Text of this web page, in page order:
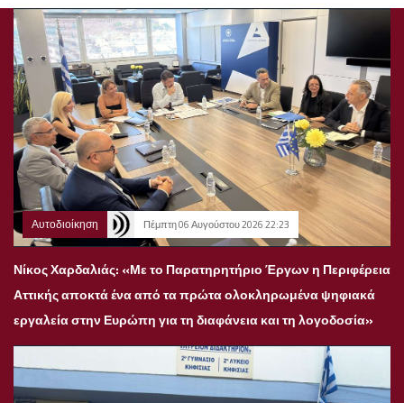
Αυτοδιοίκηση Πέμπτη 06 Αυγούστου 2026 22:23
Νίκος Χαρδαλιάς: «Με το Παρατηρητήριο Έργων η Περιφέρεια
Αττικής αποκτά ένα από τα πρώτα ολοκληρωμένα ψηφιακά
εργαλεία στην Ευρώπη για τη διαφάνεια και τη λογοδοσία»